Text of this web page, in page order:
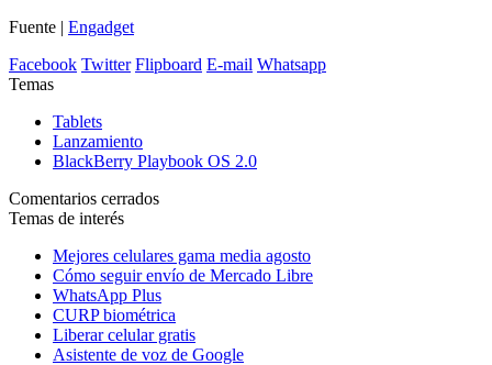
Fuente | Engadget
Facebook Twitter Flipboard E-mail Whatsapp
Temas
Tablets
Lanzamiento
BlackBerry Playbook OS 2.0
Comentarios cerrados
Temas de interés
Mejores celulares gama media agosto
Cómo seguir envío de Mercado Libre
WhatsApp Plus
CURP biométrica
Liberar celular gratis
Asistente de voz de Google